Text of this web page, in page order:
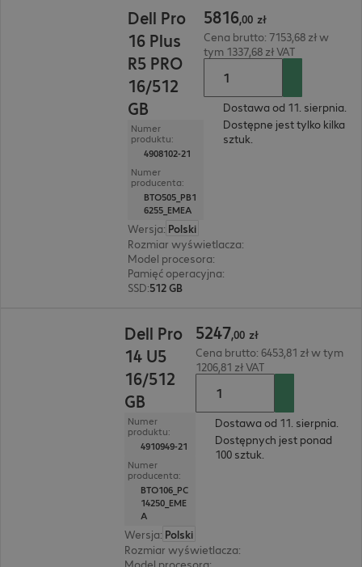
Dell Pro
16 Plus
R5 PRO
16/512
GB
Numer
produktu:
4908102-21
Numer
producenta:
BTO505_PB1
6255_EMEA
Wersja: Polski
Rozmiar wyświetlacza:
Model procesora:
Pamięć operacyjna:
SSD:512 GB
5816,00 zł
Cena brutto: 7153,68 zł w
tym 1337,68 zł VAT
Dostawa od 11. sierpnia.
Dostępne jest tylko kilka
sztuk.
Dell Pro
14 U5
16/512
GB
Numer
produktu:
4910949-21
Numer
producenta:
BTO106_PC
14250_EME
A
Wersja: Polski
Rozmiar wyświetlacza:
Model procesora:
5247,00 zł
Cena brutto: 6453,81 zł w tym
1206,81 zł VAT
Dostawa od 11. sierpnia.
Dostępnych jest ponad
100 sztuk.